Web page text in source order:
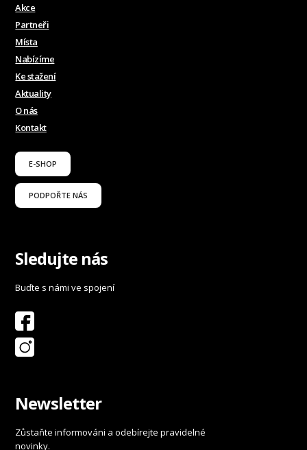
Akce
Partneři
Místa
Nabízíme
Ke stažení
Aktuality
O nás
Kontakt
E-SHOP
PODPOŘTE NÁS
Sledujte nás
Buďte s námi ve spojení
Newsletter
Zůstaňte informováni a odebírejte pravidelné
novinky.